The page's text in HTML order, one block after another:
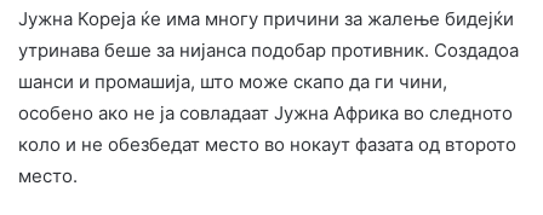
Јужна Кореја ќе има многу причини за жалење бидејќи
утринава беше за нијанса подобар противник. Создадоа
шанси и промашија, што може скапо да ги чини,
особено ако не ја совладаат Јужна Африка во следното
коло и не обезбедат место во нокаут фазата од второто
место.